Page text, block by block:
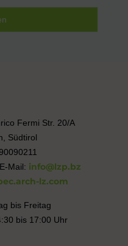
Fermi Str. 20/A
Südtirol
Mail: info@lzp.bz
lz.com
bis Freitag
bis 17:00 Uhr